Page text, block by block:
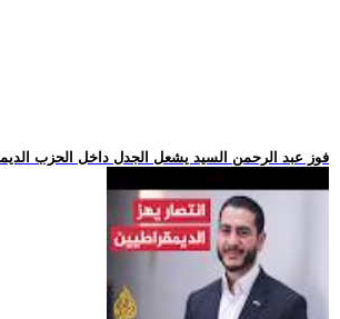
.. فوز عبد الرحمن السيد يشعل الجدل داخل الحزب